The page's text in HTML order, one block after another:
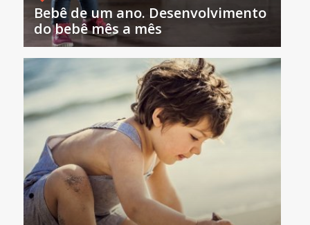
Bebê de um ano. Desenvolvimento
do bebê mês a mês